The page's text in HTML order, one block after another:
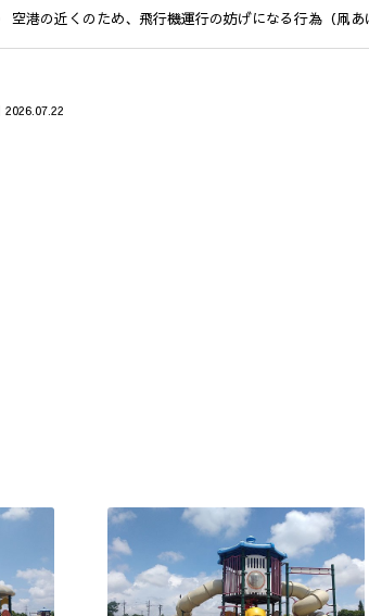
空港の近くのため、飛行機運行の妨げになる行為（凧あ